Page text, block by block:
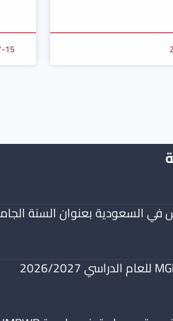
15
السعودية بعنوان السنة الجامعية